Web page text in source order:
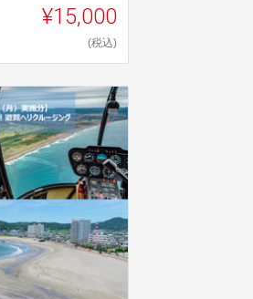
¥15,000
(税込)